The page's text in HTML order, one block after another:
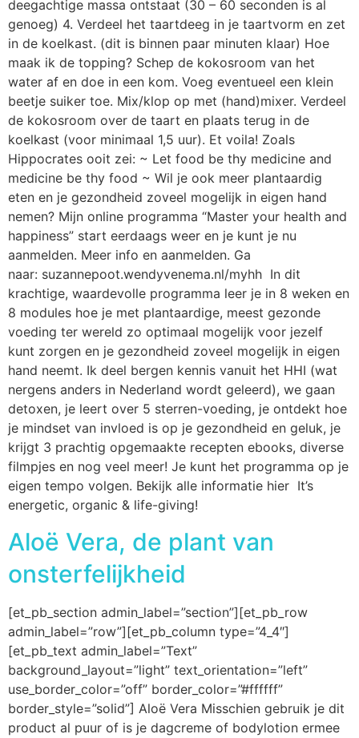
deegachtige massa ontstaat (30 – 60 seconden is al
genoeg) 4. Verdeel het taartdeeg in je taartvorm en zet
in de koelkast. (dit is binnen paar minuten klaar) Hoe
maak ik de topping? Schep de kokosroom van het
water af en doe in een kom. Voeg eventueel een klein
beetje suiker toe. Mix/klop op met (hand)mixer. Verdeel
de kokosroom over de taart en plaats terug in de
koelkast (voor minimaal 1,5 uur). Et voila! Zoals
Hippocrates ooit zei: ~ Let food be thy medicine and
medicine be thy food ~ Wil je ook meer plantaardig
eten en je gezondheid zoveel mogelijk in eigen hand
nemen? Mijn online programma “Master your health and
happiness” start eerdaags weer en je kunt je nu
aanmelden. Meer info en aanmelden. Ga
naar: suzannepoot.wendyvenema.nl/myhh In dit
krachtige, waardevolle programma leer je in 8 weken en
8 modules hoe je met plantaardige, meest gezonde
voeding ter wereld zo optimaal mogelijk voor jezelf
kunt zorgen en je gezondheid zoveel mogelijk in eigen
hand neemt. Ik deel bergen kennis vanuit het HHI (wat
nergens anders in Nederland wordt geleerd), we gaan
detoxen, je leert over 5 sterren-voeding, je ontdekt hoe
je mindset van invloed is op je gezondheid en geluk, je
krijgt 3 prachtig opgemaakte recepten ebooks, diverse
filmpjes en nog veel meer! Je kunt het programma op je
eigen tempo volgen. Bekijk alle informatie hier It’s
energetic, organic & life-giving!
Aloë Vera, de plant van
onsterfelijkheid
[et_pb_section admin_label=”section”][et_pb_row
admin_label=”row”][et_pb_column type=”4_4″]
[et_pb_text admin_label=”Text”
background_layout=”light” text_orientation=”left”
use_border_color=”off” border_color=”#ffffff”
border_style=”solid”] Aloë Vera Misschien gebruik je dit
product al puur of is je dagcreme of bodylotion ermee